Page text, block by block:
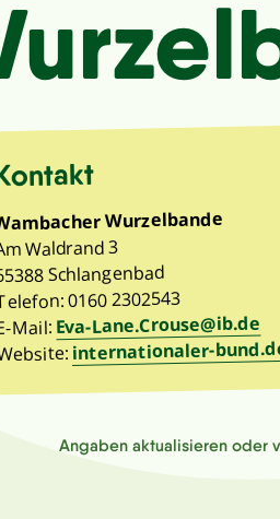
Wurzelbande
Waldrand 3
Schlangenbad
0160 2302543
Mail: Eva-Lane.Crouse@ib.de
internationaler-
Angaben aktualisieren oder